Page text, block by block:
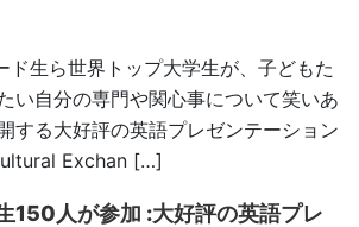
ド生ら世界トップ大学生が、子どもた
い自分の専門や関心事について笑いあ
する大好評の英語プレゼンテーション
Exchan […]
150人が参加 :大好評の英語プレ